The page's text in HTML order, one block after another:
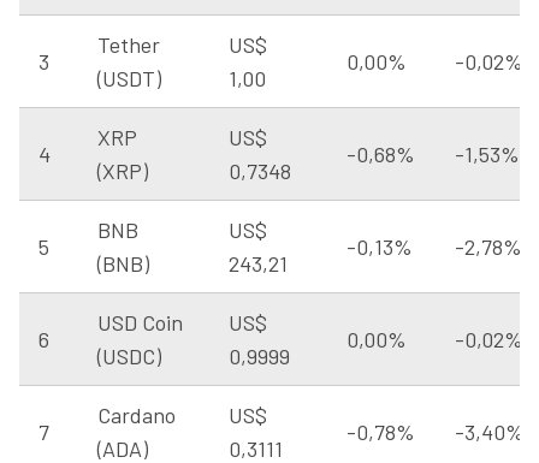
3
Tether
(USDT)
US$
1,00
0,00% -0,02%
4
XRP
(XRP)
US$
0,7348
-0,68% -1,53%
5
BNB
(BNB)
US$
243,21
-0,13% -2,78%
6
USD Coin
(USDC)
US$
0,9999
0,00% -0,02%
7
Cardano
(ADA)
US$
0,3111
-0,78% -3,40%